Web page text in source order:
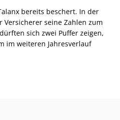
bereits beschert. In der
Versicherer seine Zahlen zum
sich zwei Puffer zeigen,
im weiteren Jahresverlauf